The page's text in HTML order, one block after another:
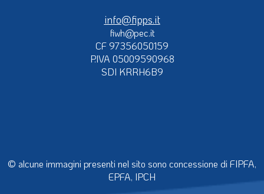
info@fipps.it
fiwh@pec.it
CF 97356050159
P.IVA 05009590968
SDI KRRH6B9
© alcune immagini presenti nel sito sono concessione di FIPFA,
EPFA, IPCH